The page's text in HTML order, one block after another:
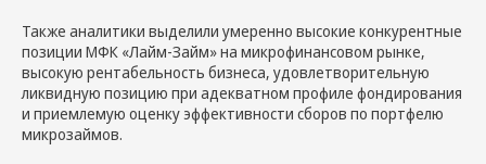
Также аналитики выделили умеренно высокие конкурентные
позиции МФК «Лайм-Займ» на микрофинансовом рынке,
высокую рентабельность бизнеса, удовлетворительную
ликвидную позицию при адекватном профиле фондирования
и приемлемую оценку эффективности сборов по портфелю
микрозаймов.